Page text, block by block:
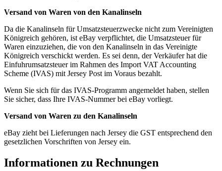
Versand von Waren von den Kanalinseln
Da die Kanalinseln für Umsatzsteuerzwecke nicht zum Vereinigten
Königreich gehören, ist eBay verpflichtet, die Umsatzsteuer für
Waren einzuziehen, die von den Kanalinseln in das Vereinigte
Königreich verschickt werden. Es sei denn, der Verkäufer hat die
Einfuhrumsatzsteuer im Rahmen des Import VAT Accounting
Scheme (IVAS) mit Jersey Post im Voraus bezahlt.
Wenn Sie sich für das IVAS-Programm angemeldet haben, stellen
Sie sicher, dass Ihre IVAS-Nummer bei eBay vorliegt.
Versand von Waren zu den Kanalinseln
eBay zieht bei Lieferungen nach Jersey die GST entsprechend den
gesetzlichen Vorschriften von Jersey ein.
Informationen zu Rechnungen